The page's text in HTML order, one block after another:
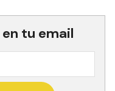
tu email